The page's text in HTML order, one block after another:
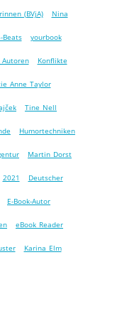
(BVjA) Nina
Beats yourbook
Autoren Konflikte
Anne Taylor
Tine Nell
Humortechniken
Martin Dorst
2021 Deutscher
E-Book-Autor
eBook Reader
Karina Elm